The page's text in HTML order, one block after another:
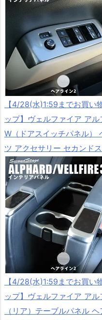
【4/28(水)1:59までお買い
ップ】ヴェルファイア ア
W（ドアスイッチパネル）
ツ アクセサリー セカンド
【4/28(水)1:59までお買い
ップ】ヴェルファイア ア
（リア）テーブルパネル